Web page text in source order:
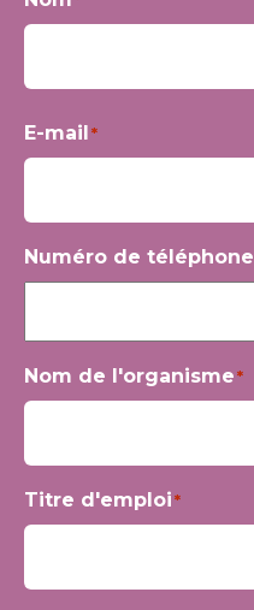
E-mail *
Numéro de téléphone
Nom de l'organisme*
Titre d'emploi*